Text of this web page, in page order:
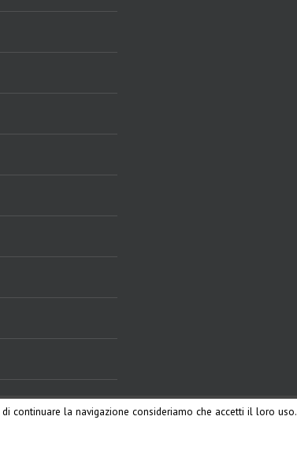
continuare la navigazione consideriamo che accetti il loro uso.